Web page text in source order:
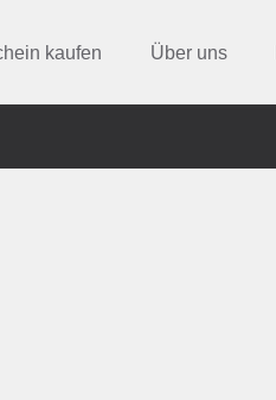
kaufen Über uns